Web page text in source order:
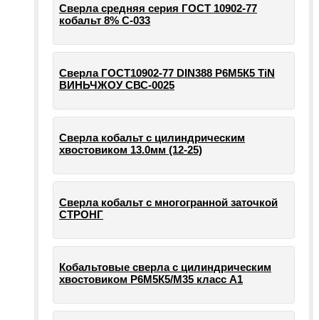
Сверла средняя серия ГОСТ 10902-77
кобальт 8% С-033
Сверла ГОСТ10902-77 DIN388 Р6М5К5 TiN
ВИНЬЧЖОУ СВС-0025
Сверла кобальт с цилиндрическим
хвостовиком 13.0мм (12-25)
Сверла кобальт с многогранной заточкой
СТРОНГ
Кобальтовые сверла с цилиндрическим
хвостовиком Р6М5К5/М35 класс А1